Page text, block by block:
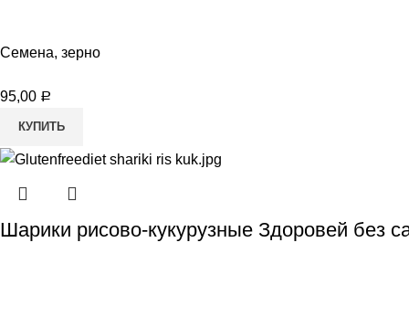
Семена, зерно
95,00 Р
КУПИТЬ
Шарики рисово-кукурузные Здоровей без